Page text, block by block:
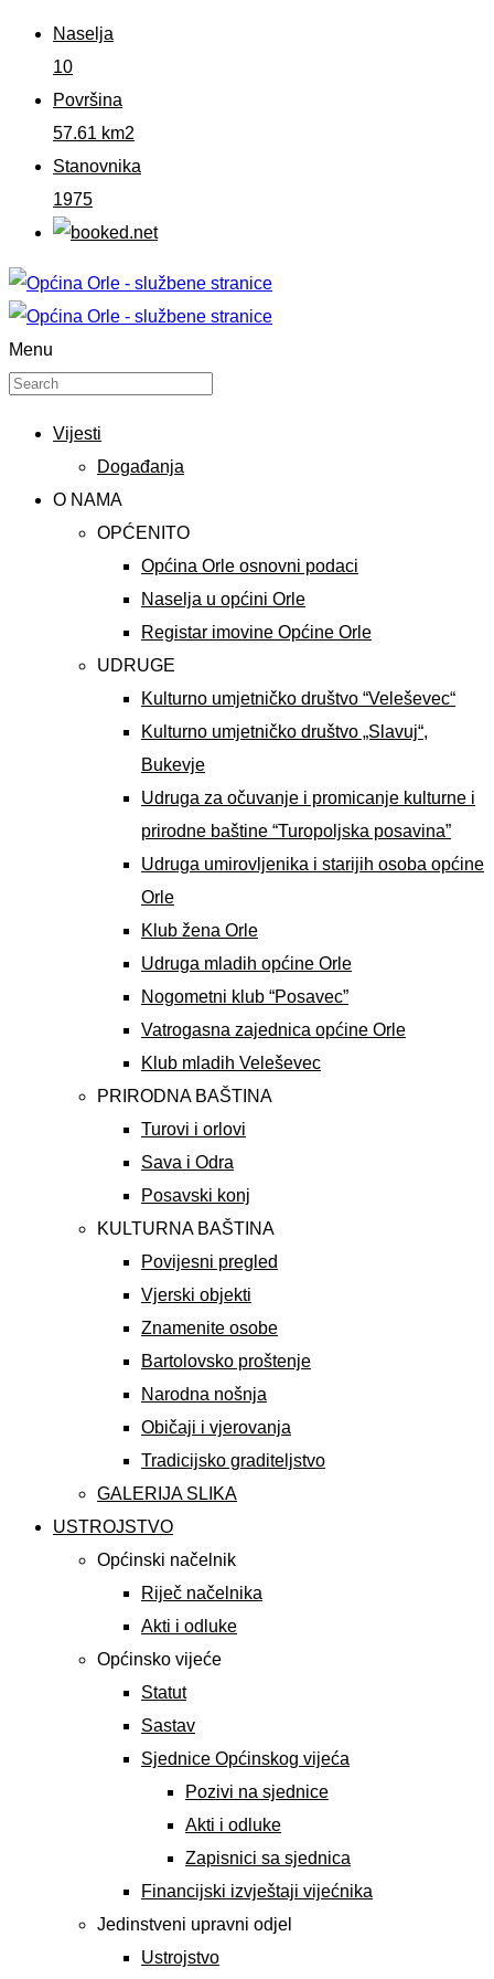
Naselja
10
Površina
57.61 km2
Stanovnika
1975
Menu
Vijesti
Događanja
O NAMA
OPĆENITO
Općina Orle osnovni podaci
Naselja u općini Orle
Registar imovine Općine Orle
UDRUGE
Kulturno umjetničko društvo “Veleševec“
Kulturno umjetničko društvo „Slavuj“,
Bukevje
Udruga za očuvanje i promicanje kulturne i
prirodne baštine “Turopoljska posavina”
Udruga umirovljenika i starijih osoba općine
Orle
Klub žena Orle
Udruga mladih općine Orle
Nogometni klub “Posavec”
Vatrogasna zajednica općine Orle
Klub mladih Veleševec
PRIRODNA BAŠTINA
Turovi i orlovi
Sava i Odra
Posavski konj
KULTURNA BAŠTINA
Povijesni pregled
Vjerski objekti
Znamenite osobe
Bartolovsko proštenje
Narodna nošnja
Običaji i vjerovanja
Tradicijsko graditeljstvo
GALERIJA SLIKA
USTROJSTVO
Općinski načelnik
Riječ načelnika
Akti i odluke
Općinsko vijeće
Statut
Sastav
Sjednice Općinskog vijeća
Pozivi na sjednice
Akti i odluke
Zapisnici sa sjednica
Financijski izvještaji vijećnika
Jedinstveni upravni odjel
Ustrojstvo